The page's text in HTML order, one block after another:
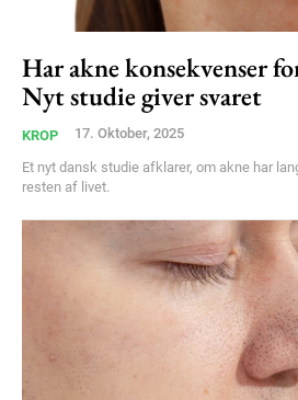
Free limited access
Gratis / forever
Etiam est nibh, lobortis sit
Praesent euismod ac
Ut mollis pellentesque tortor
Nullam eu erat condimentum
Donec quis est ac felis
Orci varius natoque dolor
Har akne konsekvenser
Nyt studie giver svaret
KROP 17. Oktober, 2025
Et nyt dansk studie afklarer, om akne har
resten af livet.